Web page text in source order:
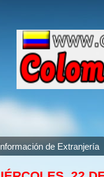
de Extranjería